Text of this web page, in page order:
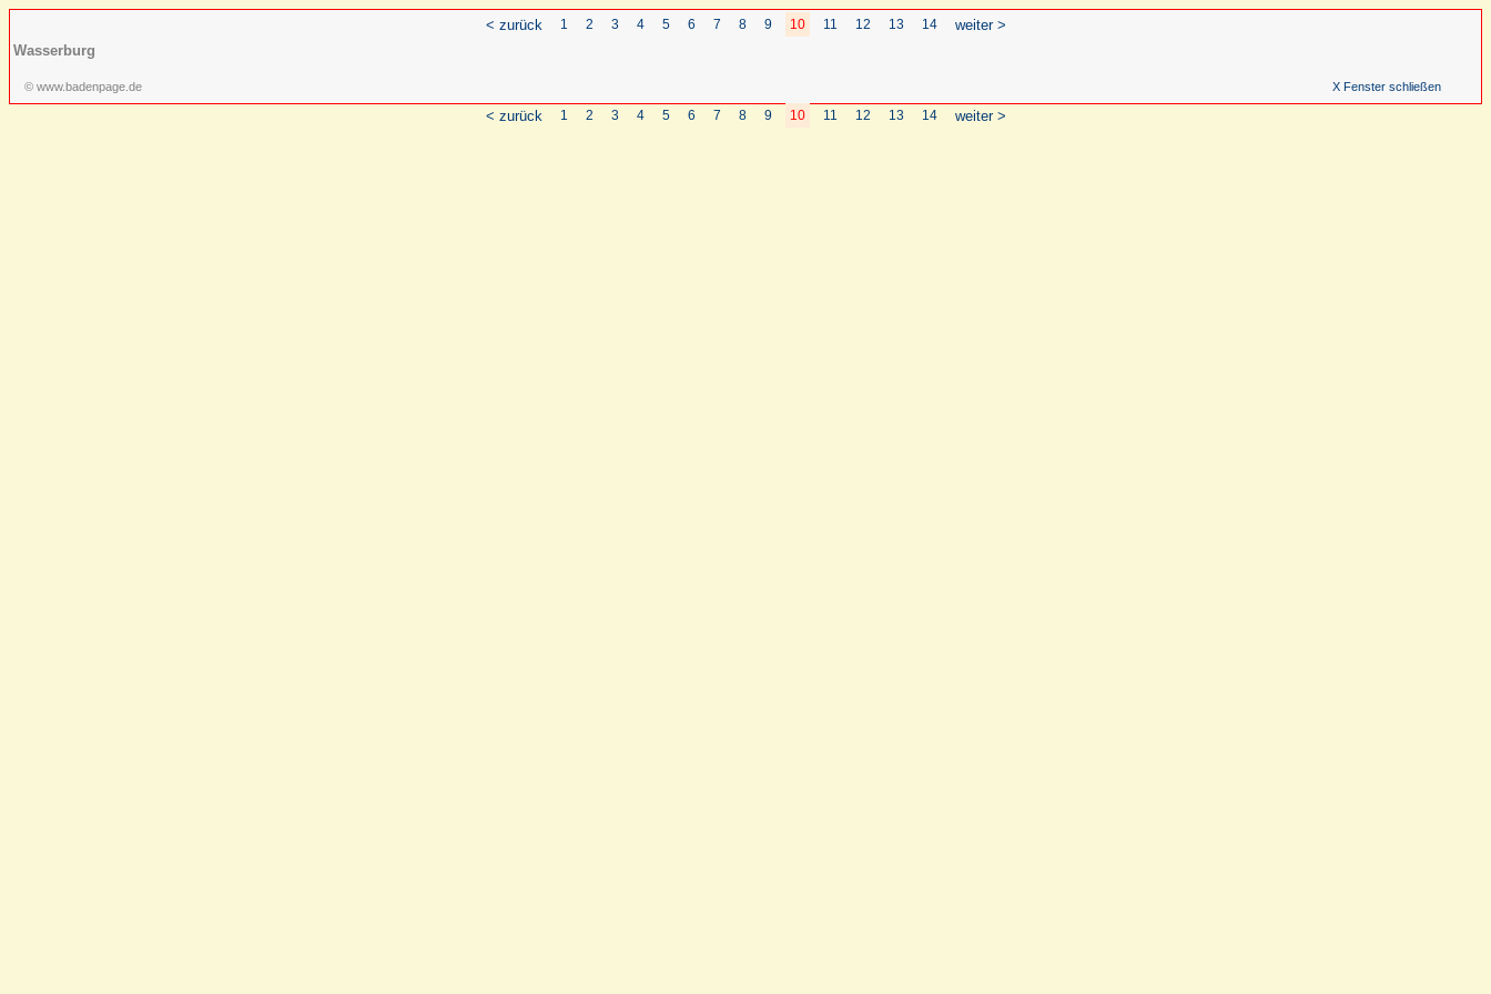
< zurück 1 2 3 4 5 6 7 8 9 10 11 12 13 14
weiter >
Wasserburg
© www.badenpage.de X Fenster schließen
< zurück 1 2 3 4 5 6 7 8 9 10 11 12 13 14 weiter >